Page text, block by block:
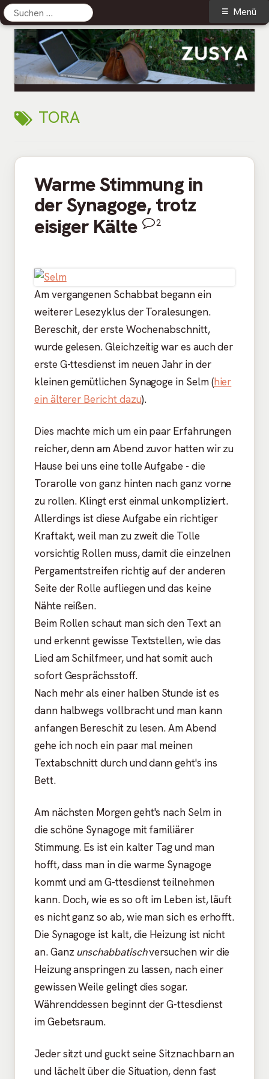
Springe
zum
Inhalt
Primäres
Menü
Menü
Suchen
SCHLAGWORT:
TORA
Warme Stimmung in
der Synagoge, trotz
eisiger Kälte
2
Am vergangenen Schabbat begann ein
weiterer Lesezyklus der Toralesungen.
Bereschit, der erste Wochenabschnitt,
wurde gelesen. Gleichzeitig war es auch der
erste G-ttesdienst im neuen Jahr in der
kleinen gemütlichen Synagoge in Selm (hier
ein älterer Bericht dazu).
Dies machte mich um ein paar Erfahrungen
reicher, denn am Abend zuvor hatten wir zu
Hause bei uns eine tolle Aufgabe - die
Torarolle von ganz hinten nach ganz vorne
zu rollen. Klingt erst einmal unkompliziert.
Allerdings ist diese Aufgabe ein richtiger
Kraftakt, weil man zu zweit die Tolle
vorsichtig Rollen muss, damit die einzelnen
Pergamentstreifen richtig auf der anderen
Seite der Rolle aufliegen und das keine
Nähte reißen.
Beim Rollen schaut man sich den Text an
und erkennt gewisse Textstellen, wie das
Lied am Schilfmeer, und hat somit auch
sofort Gesprächsstoff.
Nach mehr als einer halben Stunde ist es
dann halbwegs vollbracht und man kann
anfangen Bereschit zu lesen. Am Abend
gehe ich noch ein paar mal meinen
Textabschnitt durch und dann geht's ins
Bett.
Am nächsten Morgen geht's nach Selm in
die schöne Synagoge mit familiärer
Stimmung. Es ist ein kalter Tag und man
hofft, dass man in die warme Synagoge
kommt und am G-ttesdienst teilnehmen
kann. Doch, wie es so oft im Leben ist, läuft
es nicht ganz so ab, wie man sich es erhofft.
Die Synagoge ist kalt, die Heizung ist nicht
an. Ganz unschabbatischversuchen wir die
Heizung anspringen zu lassen, nach einer
gewissen Weile gelingt dies sogar.
Währenddessen beginnt der G-ttesdienst
im Gebetsraum.
Jeder sitzt und guckt seine Sitznachbarn an
und lächelt über die Situation, denn fast